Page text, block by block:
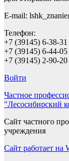
E-mail:
Телефон:
+7 (39145) 6-38-
+7 (39145) 6-44-
+7 (39145) 2-90-
Войти
Частное
"Лесосибирский
Сайт частного
учреждения
Сайт работает на